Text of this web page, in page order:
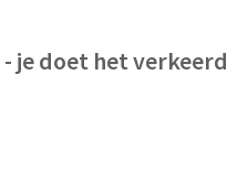
je doet het verkeerd